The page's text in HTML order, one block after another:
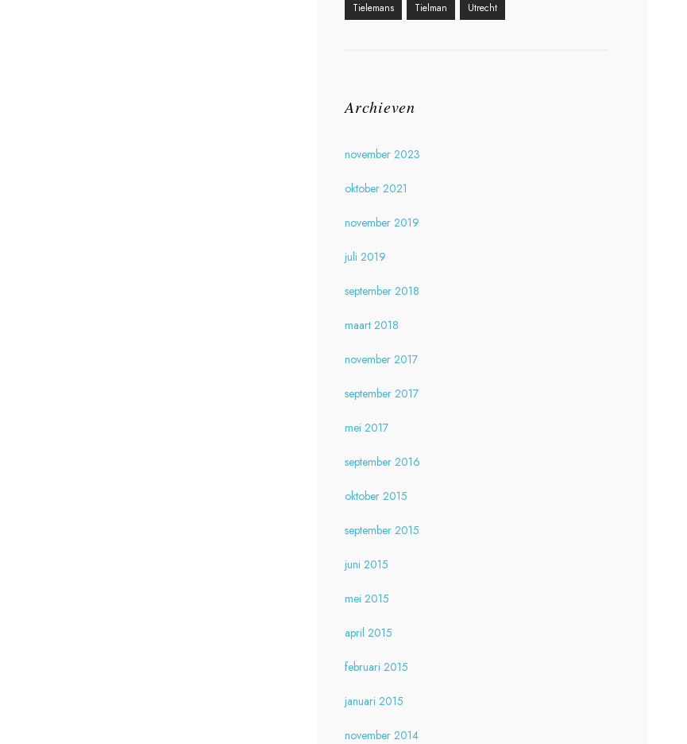
Tielemans Tielman Utrecht
Archieven
november 2023
oktober 2021
november 2019
juli 2019
september 2018
maart 2018
november 2017
september 2017
mei 2017
september 2016
oktober 2015
september 2015
juni 2015
mei 2015
april 2015
februari 2015
januari 2015
november 2014